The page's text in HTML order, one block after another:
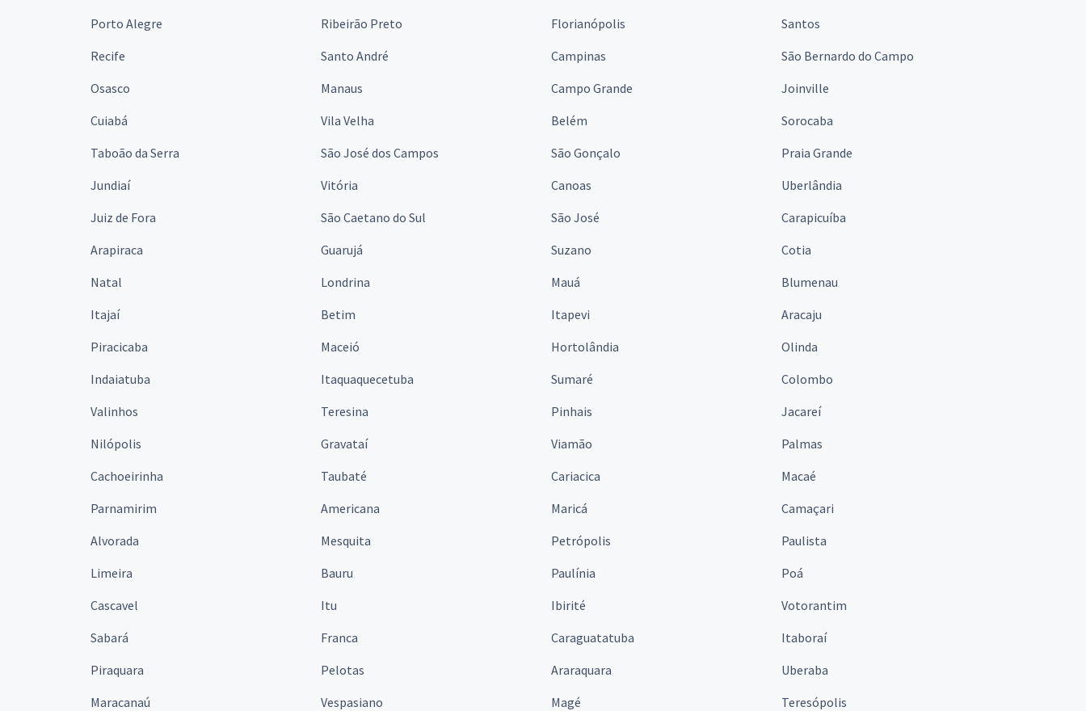
Porto Alegre
Ribeirão Preto Florianópolis
Santos
Recife
Santo André Campinas
São Bernardo do Campo
Osasco
Manaus Campo Grande
Joinville
Cuiabá
Vila Velha Belém
Sorocaba
Taboão da Serra
São José dos Campos São Gonçalo
Praia Grande
Jundiaí
Vitória Canoas
Uberlândia
Juiz de Fora
São Caetano do Sul São José
Carapicuíba
Arapiraca
Guarujá Suzano
Cotia
Natal
Londrina Mauá
Blumenau
Itajaí
Betim Itapevi
Aracaju
Piracicaba
Maceió Hortolândia
Olinda
Indaiatuba
Itaquaquecetuba Sumaré
Colombo
Valinhos
Teresina Pinhais
Jacareí
Nilópolis
Gravataí Viamão
Palmas
Cachoeirinha
Taubaté Cariacica
Macaé
Parnamirim
Americana Maricá
Camaçari
Alvorada
Mesquita Petrópolis
Paulista
Limeira
Bauru Paulínia
Poá
Cascavel
Itu Ibirité
Votorantim
Sabará
Franca Caraguatatuba
Itaboraí
Piraquara
Pelotas Araraquara
Uberaba
Maracanaú
Vespasiano Magé Teresópolis